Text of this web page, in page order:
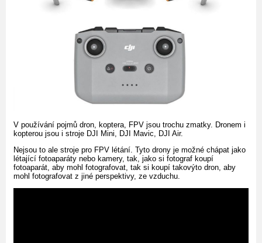
V používání pojmů dron, koptera, FPV jsou trochu zmatky. Dronem i
kopterou jsou i stroje DJI Mini, DJI Mavic, DJI Air.
Nejsou to ale stroje pro FPV létání. Tyto drony je možné chápat jako
létající fotoaparáty nebo kamery, tak, jako si fotograf koupí
fotoaparát, aby mohl fotografovat, tak si koupí takovýto dron, aby
mohl fotografovat z jiné perspektivy, ze vzduchu.